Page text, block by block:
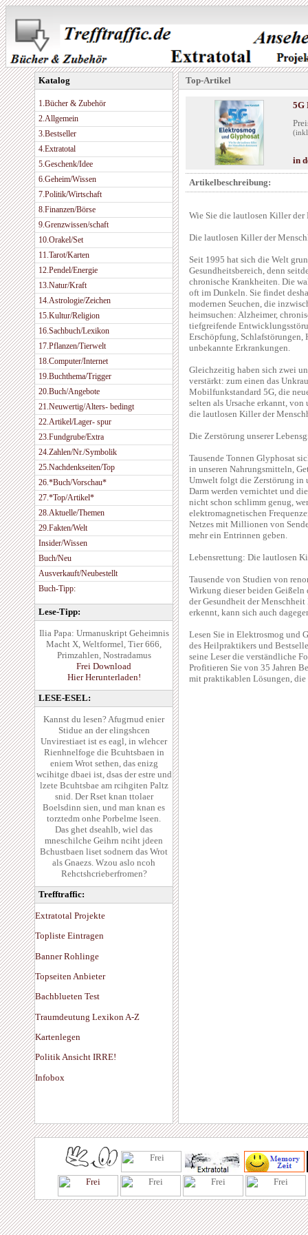
Katalog
1.Bücher & Zubehör
2.Allgemein
3.Bestseller
4.Extratotal
5.Geschenk/Idee
6.Geheim/Wissen
7.Politik/Wirtschaft
8.Finanzen/Börse
9.Grenzwissen/schaft
10.Orakel/Set
11.Tarot/Karten
12.Pendel/Energie
13.Natur/Kraft
14.Astrologie/Zeichen
15.Kultur/Religion
16.Sachbuch/Lexikon
17.Pflanzen/Tierwelt
18.Computer/Internet
19.Buchthema/Trigger
20.Buch/Angebote
21.Neuwertig/Alters- bedingt
22.Artikel/Lager- spur
23.Fundgrube/Extra
24.Zahlen/Nr./Symbolik
25.Nachdenkseiten/Top
26.*Buch/Vorschau*
27.*Top/Artikel*
28.Aktuelle/Themen
29.Fakten/Welt
Insider/Wissen
Buch/Neu
Ausverkauft/Neubestellt
Buch-Tipp:
Lese-Tipp:
Ilia Papa: Urmanuskript Geheimnis
Macht X, Weltformel, Tier 666,
Primzahlen, Nostradamus
Frei Download
Hier Herunterladen!
LESE-ESEL:
Kannst du lesen? Afugrnud enier
Stidue an der elingshcen
Unvirestiaet ist es eagl, in wlehcer
Rienhnelfoge die Bcuhtsbaen in
eniem Wrot sethen, das enizg
wcihitge dbaei ist, dsas der estre und
lzete Bcuhtsbae am rcihgiten Paltz
snid. Der Rset knan ttolaer
Boelsdinn sien, und man knan es
torztedm onhe Porbelme lseen.
Das ghet dseahlb, wiel das
mneschilche Geihrn nciht jdeen
Bchustbaen liset sodnern das Wrot
als Gnaezs. Wzou aslo ncoh
Rehctshcrieberfromen?
Trefftraffic:
Extratotal Projekte
Topliste Eintragen
Banner Rohlinge
Topseiten Anbieter
Bachblueten Test
Traumdeutung Lexikon A-Z
Kartenlegen
Politik Ansicht IRRE!
Infobox
Top-Artikel
5G
in
Artikelbeschreibung:
Wie Sie die lautlosen Killer
Die lautlosen Killer der
Seit 1995 hat sich die Welt
Gesundheitsbereich, denn
chronische Krankheiten. Die
oft im Dunkeln. Sie findet
modernen Seuchen, die
heimsuchen: Alzheimer,
tiefgreifende
Erschöpfung,
unbekannte Erkrankungen.
Gleichzeitig haben sich zwei
verstärkt: zum einen das
Mobilfunkstandard 5G, die
selten als Ursache erkannt,
die lautlosen Killer der
Die Zerstörung unserer
Tausende Tonnen Glyphosat
in unseren Nahrungsmitteln,
Umwelt folgt die Zerstörung in
Darm werden vernichtet und
nicht schon schlimm genug,
elektromagnetischen
Netzes mit Millionen von
mehr ein Entrinnen geben.
Lebensrettung: Die lautlosen
Tausende von Studien von
Wirkung dieser beiden
der Gesundheit der
erkennt, kann sich auch
Lesen Sie in Elektrosmog und
des Heilpraktikers und
seine Leser die verständliche
Profitieren Sie von 35 Jahren
mit praktikablen Lösungen, die